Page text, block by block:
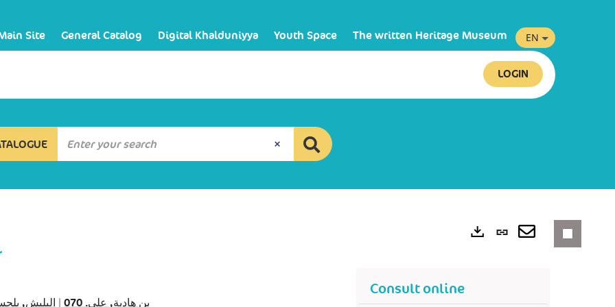
Site General Catalog Digital Khalduniyya Youth Space The written Heritage Museum
LOGIN
EN
بن هادية, علي. 070 | البليش,
Permanent
Consult online